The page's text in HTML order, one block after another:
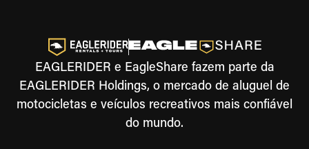
EAGLERIDER e EagleShare fazem parte da
EAGLERIDER Holdings, o mercado de aluguel de
motocicletas e veículos recreativos mais confiável
do mundo.